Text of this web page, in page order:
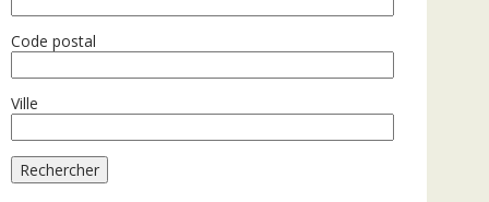
Code postal
Ville